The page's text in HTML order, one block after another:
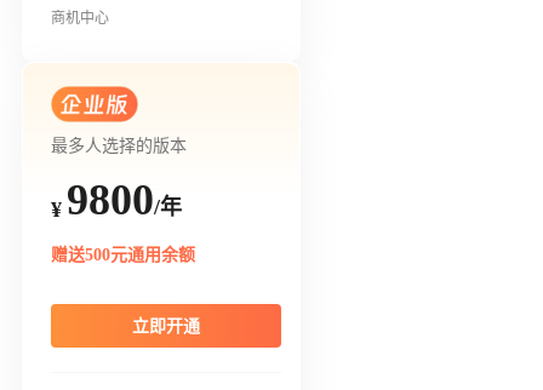
商机中心
最多人选择的版本
¥ 9800/年
赠送500元通用余额
立即开通